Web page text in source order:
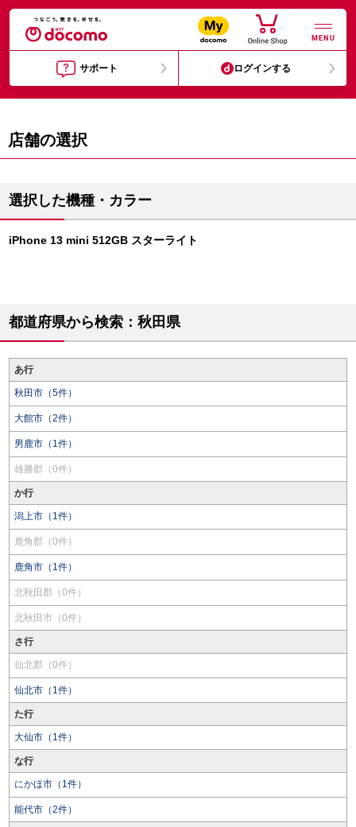
MENU
サポート ログインする
店舗の選択
選択した機種・カラー
iPhone 13 mini 512GB スターライト
都道府県から検索：秋田県
あ行
秋田市（5件）
大館市（2件）
男鹿市（1件）
雄勝郡（0件）
か行
潟上市（1件）
鹿角郡（0件）
鹿角市（1件）
北秋田郡（0件）
北秋田市（0件）
さ行
仙北郡（0件）
仙北市（1件）
た行
大仙市（1件）
な行
にかほ市（1件）
能代市（2件）